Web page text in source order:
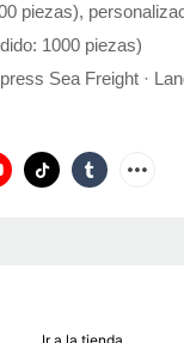
piezas),
1000 piezas)
Sea Freight ·